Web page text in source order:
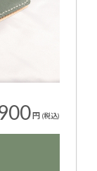
円 (税込)